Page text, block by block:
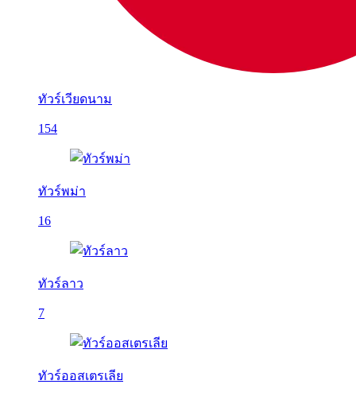
ทัวร์เวียดนาม
154
ทัวร์พม่า
16
ทัวร์ลาว
7
ทัวร์ออสเตรเลีย